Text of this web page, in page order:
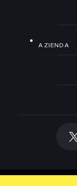
AZIENDA